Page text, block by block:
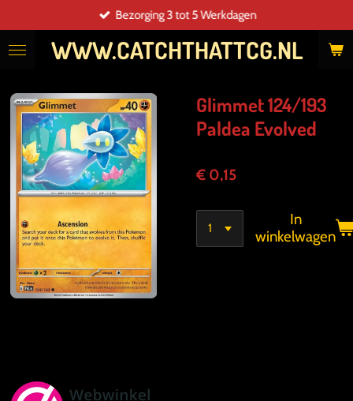
direct
naar
WWW.CATCHTHATTCG.NL
Bezorging 3 tot 5 Werkdagen
Glimmet 124/193
Paldea Evolved
€ 0,15
In
winkelwagen